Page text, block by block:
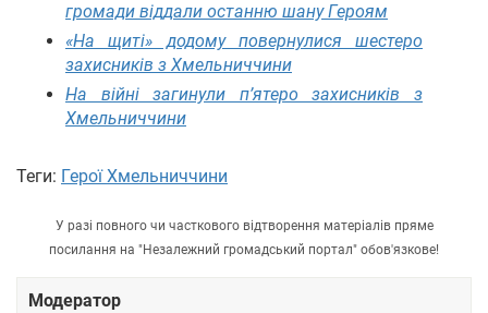
громади віддали останню шану Героям
«На щиті» додому повернулися шестеро
захисників з Хмельниччини
На війні загинули п’ятеро захисників з
Хмельниччини
Теги: Герої Хмельниччини
У разі повного чи часткового відтворення матеріалів пряме
посилання на "Незалежний громадський портал" обов'язкове!
Модератор